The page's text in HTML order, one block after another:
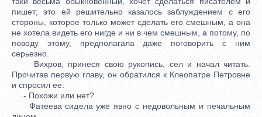
пишет; это ей решительно казалось заблуждением с его
стороны, которое только может сделать его смешным, а она
не хотела видеть его нигде и ни в чем смешным, а потому, по
поводу этому, предполагала даже поговорить с ним
серьезно.
Вихров, принеся свою рукопись, сел и начал читать.
Прочитав первую главу, он обратился к Клеопатре Петровне
и спросил ее:
- Похожи или нет?
Фатеева сидела уже явно с недовольным и печальным